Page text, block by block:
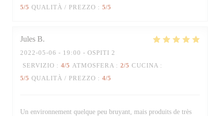
5/5 QUALITÀ / PREZZO : 5/5
Jules B
2022-05-06 - 19:00 - OSPITI 2
SERVIZIO : 4/5 ATMOSFERA : 2/5 CUCINA :
5/5 QUALITÀ / PREZZO : 4/5
Un environnement quelque peu bruyant, mais produits de très
Trattoria Quattro